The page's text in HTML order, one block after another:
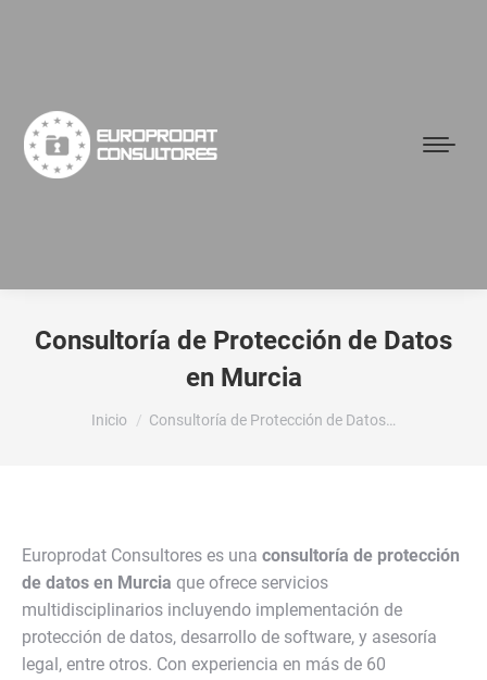
Consultoría de Protección de Datos
en Murcia
Estás aquí:
Inicio Consultoría de Protección de Datos…
Europrodat Consultores es una consultoría de protección
de datos en Murcia que ofrece servicios
multidisciplinarios incluyendo implementación de
protección de datos, desarrollo de software, y asesoría
legal, entre otros. Con experiencia en más de 60